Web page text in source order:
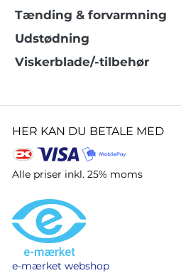
Tænding & forvarmning
Udstødning
Viskerblade/-tilbehør
HER KAN DU BETALE MED
Alle priser inkl. 25% moms
e-mærket webshop